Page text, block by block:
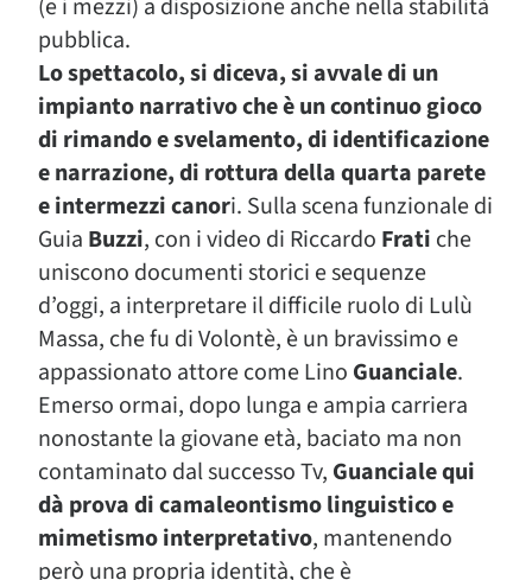
(e i mezzi) a disposizione anche nella stabilità
pubblica.
Lo spettacolo, si diceva, si avvale di un
impianto narrativo che è un continuo gioco
di rimando e svelamento, di identificazione
e narrazione, di rottura della quarta parete
e intermezzi canori. Sulla scena funzionale di
Guia Buzzi, con i video di Riccardo Frati che
uniscono documenti storici e sequenze
d’oggi, a interpretare il difficile ruolo di Lulù
Massa, che fu di Volontè, è un bravissimo e
appassionato attore come Lino Guanciale.
Emerso ormai, dopo lunga e ampia carriera
nonostante la giovane età, baciato ma non
contaminato dal successo Tv, Guanciale qui
dà prova di camaleontismo linguistico e
mimetismo interpretativo, mantenendo
però una propria identità, che è